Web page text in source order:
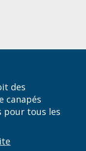
des
canapés
pour tous les